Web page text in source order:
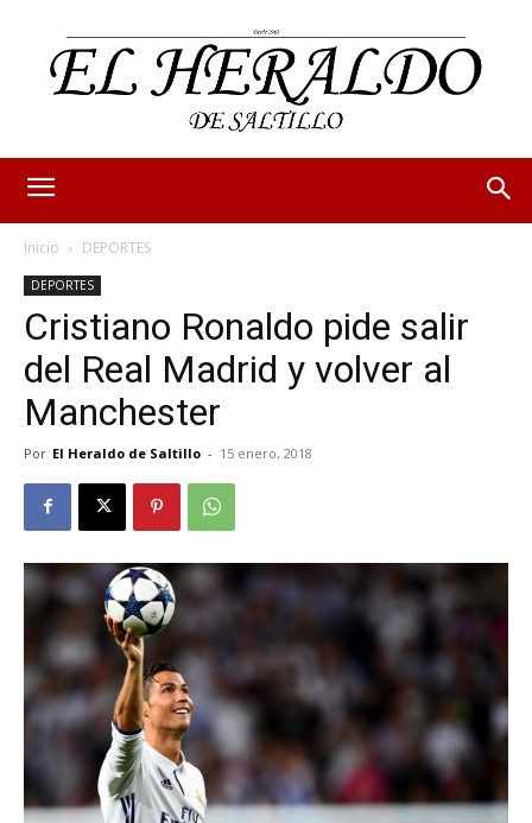
Inicio DEPORTES
DEPORTES
Cristiano Ronaldo pide salir
del Real Madrid y volver al
Manchester
Por El Heraldo de Saltillo - 15 enero, 2018